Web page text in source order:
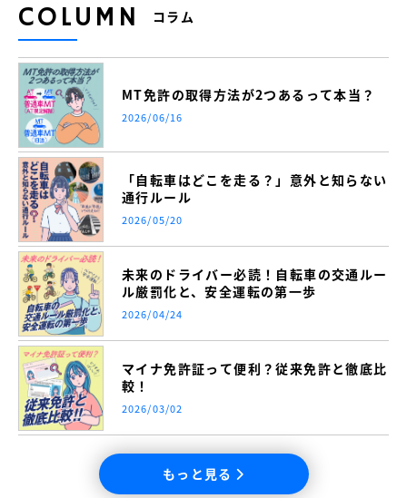
COLUMN コラム
MT免許の取得方法が2つあるって本当？
2026/06/16
「自転車はどこを走る？」意外と知らない
通行ルール
2026/05/20
未来のドライバー必読！自転車の交通ルー
ル厳罰化と、安全運転の第一歩
2026/04/24
マイナ免許証って便利？従来免許と徹底比
較！
2026/03/02
もっと見る